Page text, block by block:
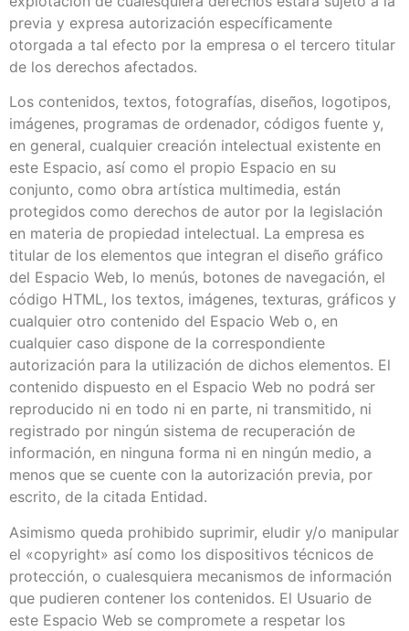
previa y expresa autorización específicamente
otorgada a tal efecto por la empresa o el tercero titular
de los derechos afectados.
Los contenidos, textos, fotografías, diseños, logotipos,
imágenes, programas de ordenador, códigos fuente y,
en general, cualquier creación intelectual existente en
este Espacio, así como el propio Espacio en su
conjunto, como obra artística multimedia, están
protegidos como derechos de autor por la legislación
en materia de propiedad intelectual. La empresa es
titular de los elementos que integran el diseño gráfico
del Espacio Web, lo menús, botones de navegación, el
código HTML, los textos, imágenes, texturas, gráficos y
cualquier otro contenido del Espacio Web o, en
cualquier caso dispone de la correspondiente
autorización para la utilización de dichos elementos. El
contenido dispuesto en el Espacio Web no podrá ser
reproducido ni en todo ni en parte, ni transmitido, ni
registrado por ningún sistema de recuperación de
información, en ninguna forma ni en ningún medio, a
menos que se cuente con la autorización previa, por
escrito, de la citada Entidad.
Asimismo queda prohibido suprimir, eludir y/o manipular
el «copyright» así como los dispositivos técnicos de
protección, o cualesquiera mecanismos de información
que pudieren contener los contenidos. El Usuario de
este Espacio Web se compromete a respetar los